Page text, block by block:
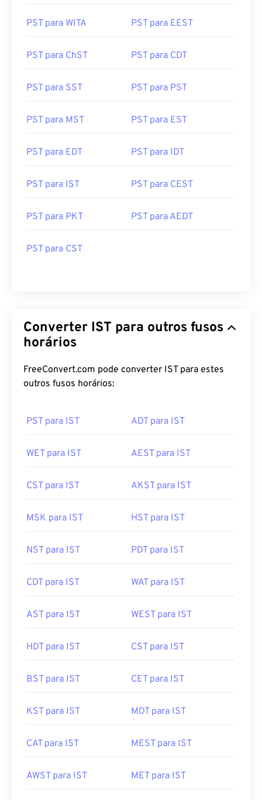
PST para WITA PST para EEST
PST para ChST PST para CDT
PST para SST PST para PST
PST para MST PST para EST
PST para EDT PST para IDT
PST para IST PST para CEST
PST para PKT PST para AEDT
PST para CST
Converter IST para outros fusos
horários
FreeConvert.com pode converter IST para estes
outros fusos horários:
PST para IST ADT para IST
WET para IST AEST para IST
CST para IST AKST para IST
MSK para IST HST para IST
NST para IST PDT para IST
CDT para IST WAT para IST
AST para IST WEST para IST
HDT para IST CST para IST
BST para IST CET para IST
KST para IST MDT para IST
CAT para IST MEST para IST
AWST para IST MET para IST